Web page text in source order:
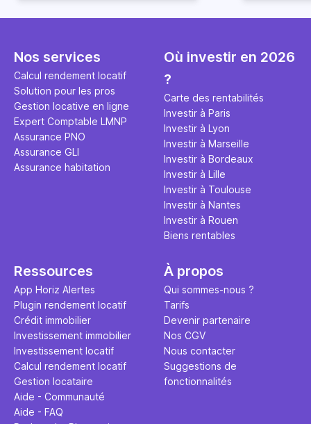
avantages et inconvénients
Nos services
Calcul rendement locatif
Solution pour les pros
Gestion locative en ligne
Expert Comptable LMNP
Assurance PNO
Assurance GLI
Assurance habitation
Où investir en 2026
?
Carte des rentabilités
Investir à Paris
Investir à Lyon
Investir à Marseille
Investir à Bordeaux
Investir à Lille
Investir à Toulouse
Investir à Nantes
Investir à Rouen
Biens rentables
Ressources
App Horiz Alertes
Plugin rendement locatif
Crédit immobilier
Investissement immobilier
Investissement locatif
Calcul rendement locatif
Gestion locataire
Aide - Communauté
Aide - FAQ
À propos
Qui sommes-nous ?
Tarifs
Devenir partenaire
Nos CGV
Nous contacter
Suggestions de
fonctionnalités